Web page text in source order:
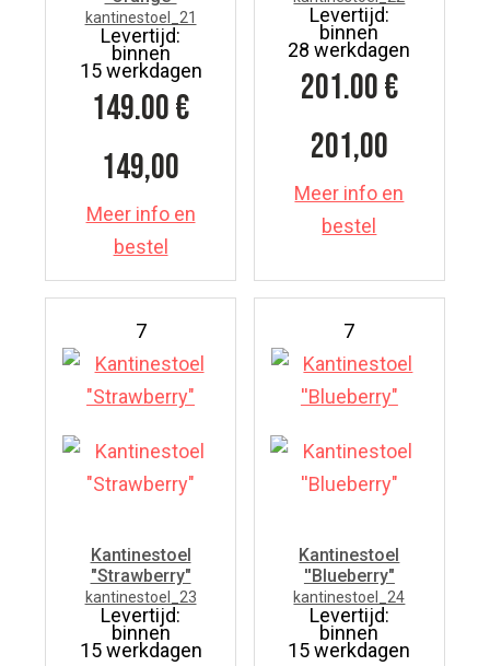
kantinestoel_21
Levertijd:
binnen
15 werkdagen
149.00€
149,00
Meer info en
bestel
Levertijd:
binnen
28 werkdagen
201.00€
201,00
Meer info en
bestel
7
Kantinestoel
"Strawberry"
kantinestoel_23
Levertijd:
binnen
15 werkdagen
7
Kantinestoel
''Blueberry"
kantinestoel_24
Levertijd:
binnen
15 werkdagen